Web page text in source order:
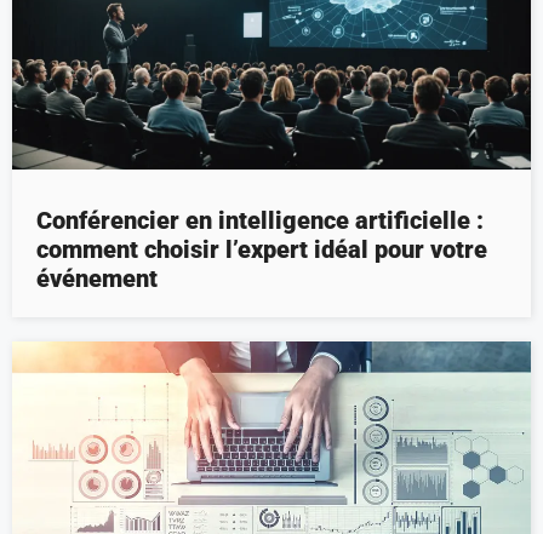
Conférencier en intelligence artificielle :
comment choisir l’expert idéal pour votre
événement